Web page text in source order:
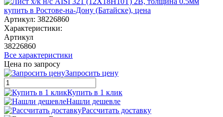
Артикул: 38226860
Характеристики:
Артикул
38226860
Все характеристики
Цена по запросу
Запросить цену
Купить в 1 клик
Нашли дешевле
Рассчитать доставку